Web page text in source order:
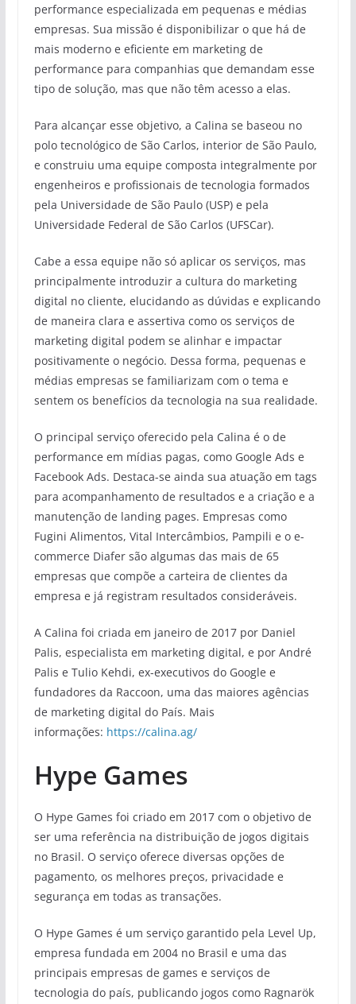
performance especializada em pequenas e médias
empresas. Sua missão é disponibilizar o que há de
mais moderno e eficiente em marketing de
performance para companhias que demandam esse
tipo de solução, mas que não têm acesso a elas.
Para alcançar esse objetivo, a Calina se baseou no
polo tecnológico de São Carlos, interior de São Paulo,
e construiu uma equipe composta integralmente por
engenheiros e profissionais de tecnologia formados
pela Universidade de São Paulo (USP) e pela
Universidade Federal de São Carlos (UFSCar).
Cabe a essa equipe não só aplicar os serviços, mas
principalmente introduzir a cultura do marketing
digital no cliente, elucidando as dúvidas e explicando
de maneira clara e assertiva como os serviços de
marketing digital podem se alinhar e impactar
positivamente o negócio. Dessa forma, pequenas e
médias empresas se familiarizam com o tema e
sentem os benefícios da tecnologia na sua realidade.
O principal serviço oferecido pela Calina é o de
performance em mídias pagas, como Google Ads e
Facebook Ads. Destaca-se ainda sua atuação em tags
para acompanhamento de resultados e a criação e a
manutenção de landing pages. Empresas como
Fugini Alimentos, Vital Intercâmbios, Pampili e o e-
commerce Diafer são algumas das mais de 65
empresas que compõe a carteira de clientes da
empresa e já registram resultados consideráveis.
A Calina foi criada em janeiro de 2017 por Daniel
Palis, especialista em marketing digital, e por André
Palis e Tulio Kehdi, ex-executivos do Google e
fundadores da Raccoon, uma das maiores agências
de marketing digital do País. Mais
informações: https://calina.ag/
Hype Games
O Hype Games foi criado em 2017 com o objetivo de
ser uma referência na distribuição de jogos digitais
no Brasil. O serviço oferece diversas opções de
pagamento, os melhores preços, privacidade e
segurança em todas as transações.
O Hype Games é um serviço garantido pela Level Up,
empresa fundada em 2004 no Brasil e uma das
principais empresas de games e serviços de
tecnologia do país, publicando jogos como Ragnarök